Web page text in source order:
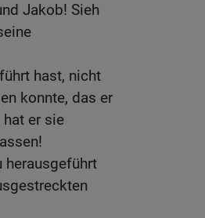
Jakob! Sieh
hast, nicht
konnte, das er
er sie
herausgeführt